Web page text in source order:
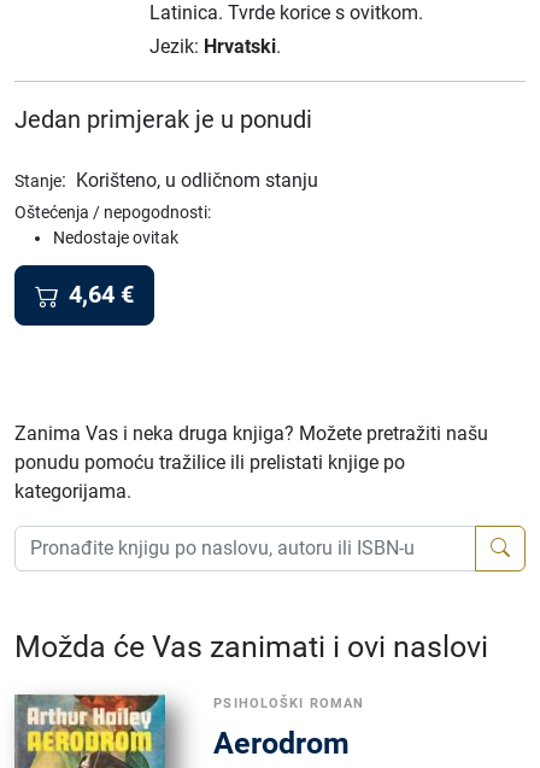
Latinica. Tvrde korice s ovitkom.
Jezik: Hrvatski.
Jedan primjerak je u ponudi
Stanje: Korišteno, u odličnom stanju
Oštećenja / nepogodnosti:
Nedostaje ovitak
4,64 €
Zanima Vas i neka druga knjiga? Možete pretražiti našu
ponudu pomoću tražilice ili prelistati knjige po
kategorijama.
Možda će Vas zanimati i ovi naslovi
PSIHOLOŠKI ROMAN
Aerodrom